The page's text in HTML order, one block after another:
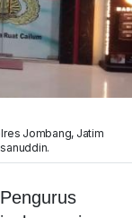
Jombang, Jatim